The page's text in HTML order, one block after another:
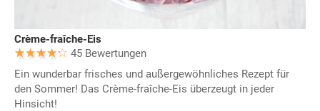
Crème-fraîche-Eis
45 Bewertungen
Ein wunderbar frisches und außergewöhnliches Rezept für
den Sommer! Das Crème-fraîche-Eis überzeugt in jeder
Hinsicht!